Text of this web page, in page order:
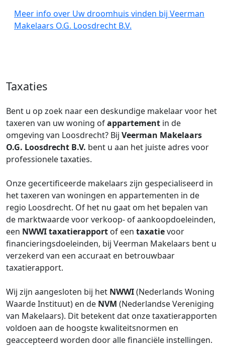
Meer info over Uw droomhuis vinden bij Veerman
Makelaars O.G. Loosdrecht B.V.
Taxaties
Bent u op zoek naar een deskundige makelaar voor het
taxeren van uw woning ofappartement in de
omgeving van Loosdrecht? Bij Veerman Makelaars
O.G. Loosdrecht B.V. bent u aan het juiste adres voor
professionele taxaties.
Onze gecertificeerde makelaars zijn gespecialiseerd in
het taxeren van woningen en appartementen in de
regio Loosdrecht. Of het nu gaat om het bepalen van
de marktwaarde voor verkoop- of aankoopdoeleinden,
een NWWItaxatierapport of een taxatievoor
financieringsdoeleinden, bij Veerman Makelaars bent u
verzekerd van een accuraat en betrouwbaar
taxatierapport.
Wij zijn aangesloten bij het NWWI(Nederlands Woning
Waarde Instituut) en de NVM (Nederlandse Vereniging
van Makelaars). Dit betekent dat onze taxatierapporten
voldoen aan de hoogste kwaliteitsnormen en
geaccepteerd worden door alle financiële instellingen.